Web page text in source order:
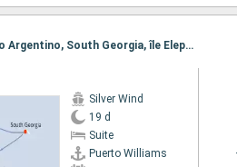
Itinerario : Puerto Williams, West Point Island Falkland, Puerto Argentino, South Georgia, île Elephant, Antarctic Sound, Peninsula Antártida, Islas Shetland del Sur, Paso de Drake, Puerto Williams, West Point Island Falkland, Puerto Argentino, South Georgia, île Elephant, Antarctic Sound, Peninsula Antártida, Islas Shetland del Sur, Paso de Drake, Puerto Williams
Silver Wind
19 d
Suite
Puerto Williams